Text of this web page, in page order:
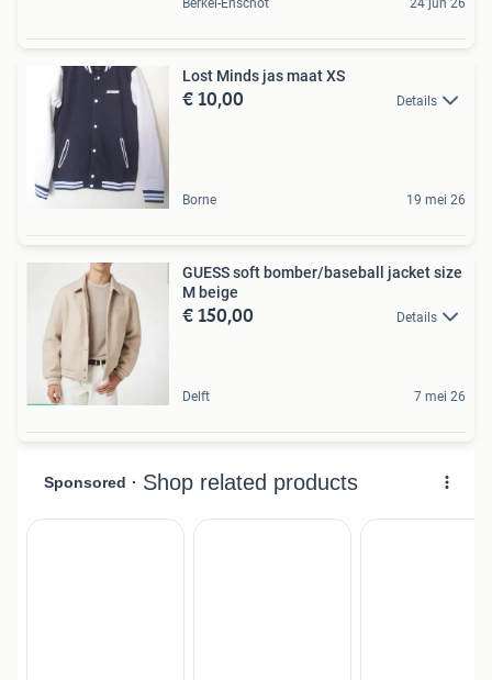
Berkel-Enschot 24 jun 26
Lost Minds jas maat XS
€ 10,00 Details
Borne 19 mei 26
GUESS soft bomber/baseball jacket size
M beige
€ 150,00 Details
Delft 7 mei 26